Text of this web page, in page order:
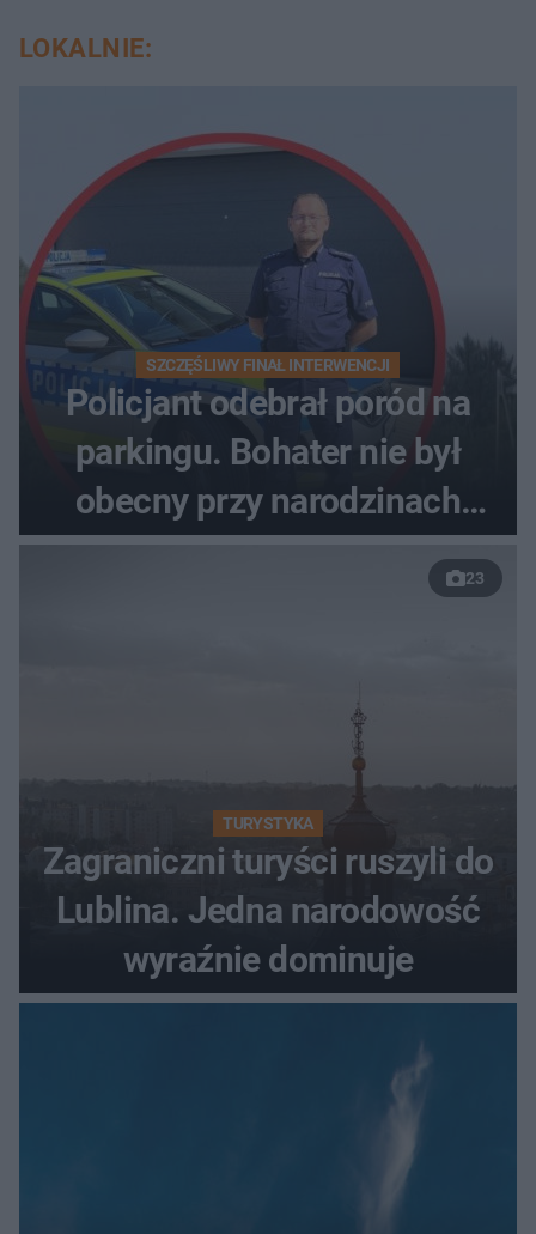
LOKALNIE:
SZCZĘŚLIWY FINAŁ INTERWENCJI
Policjant odebrał poród na
parkingu. Bohater nie był
obecny przy narodzinach
23
TURYSTYKA
Zagraniczni turyści ruszyli do
Lublina. Jedna narodowość
wyraźnie dominuje